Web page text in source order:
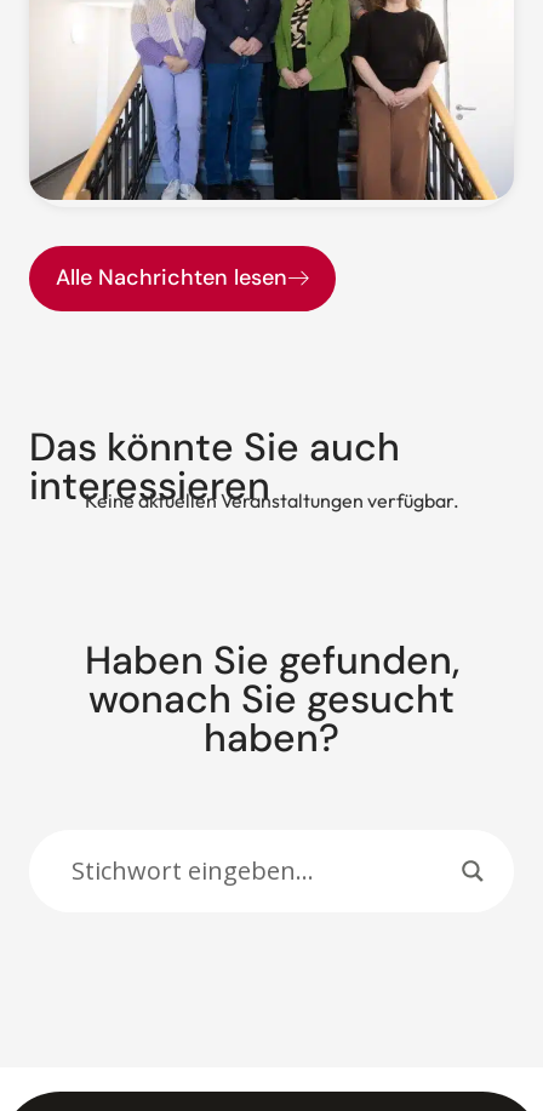
Alle Nachrichten lesen
Das könnte Sie auch
interessieren
Keine aktuellen Veranstaltungen verfügbar.
Haben Sie gefunden,
wonach Sie gesucht
haben?